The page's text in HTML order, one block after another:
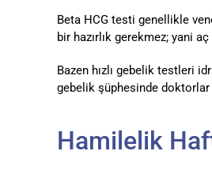
Beta HCG testi genellikle
bir hazırlık gerekmez; yani
Bazen hızlı gebelik testleri
gebelik şüphesinde
Hamilelik